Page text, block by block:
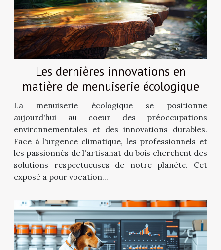
Les dernières innovations en
matière de menuiserie écologique
La menuiserie écologique se positionne
aujourd'hui au coeur des préoccupations
environnementales et des innovations durables.
Face à l'urgence climatique, les professionnels et
les passionnés de l'artisanat du bois cherchent des
solutions respectueuses de notre planète. Cet
exposé a pour vocation...